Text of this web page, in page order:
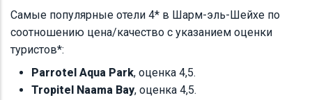
Самые популярные отели 4* в Шарм-эль-Шейхе по
соотношению цена/качество с указанием оценки
туристов*:
Parrotel Aqua Park, оценка 4,5.
Tropitel Naama Bay, оценка 4,5.